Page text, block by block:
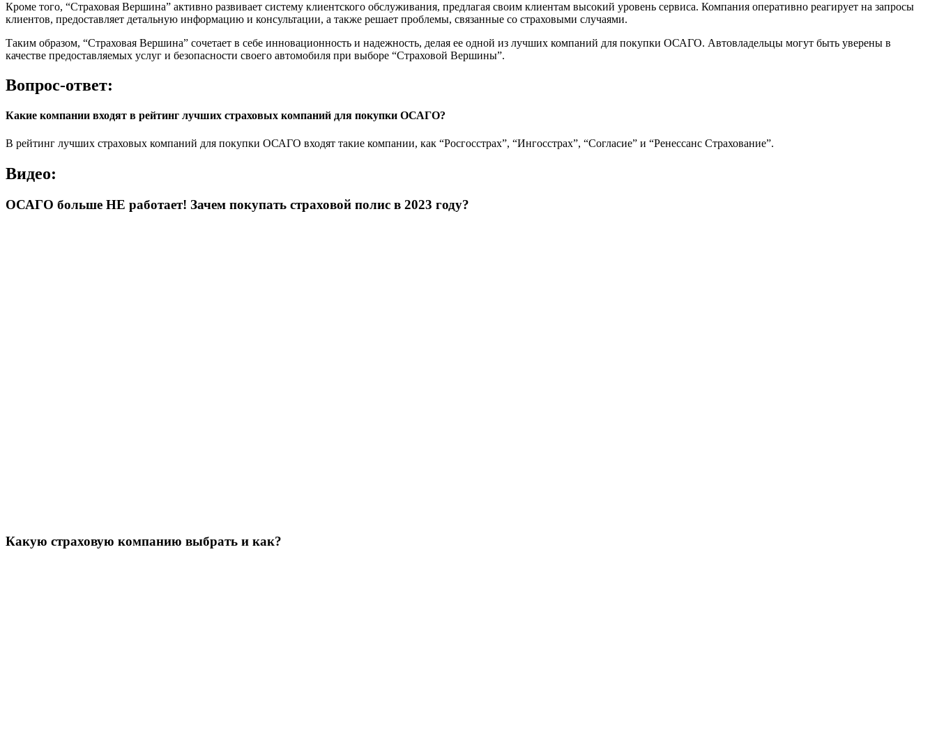
Кроме того, “Страховая Вершина” активно развивает систему клиентского обслуживания, предлагая своим клиентам высокий уровень сервиса. Компания оперативно реагирует на запросы
клиентов, предоставляет детальную информацию и консультации, а также решает проблемы, связанные со страховыми случаями.
Таким образом, “Страховая Вершина” сочетает в себе инновационность и надежность, делая ее одной из лучших компаний для покупки ОСАГО. Автовладельцы могут быть уверены в
качестве предоставляемых услуг и безопасности своего автомобиля при выборе “Страховой Вершины”.
Вопрос-ответ:
Какие компании входят в рейтинг лучших страховых компаний для покупки ОСАГО?
В рейтинг лучших страховых компаний для покупки ОСАГО входят такие компании, как “Росгосстрах”, “Ингосстрах”, “Согласие” и “Ренессанс Страхование”.
Видео:
ОСАГО больше НЕ работает! Зачем покупать страховой полис в 2023 году?
Какую страховую компанию выбрать и как?